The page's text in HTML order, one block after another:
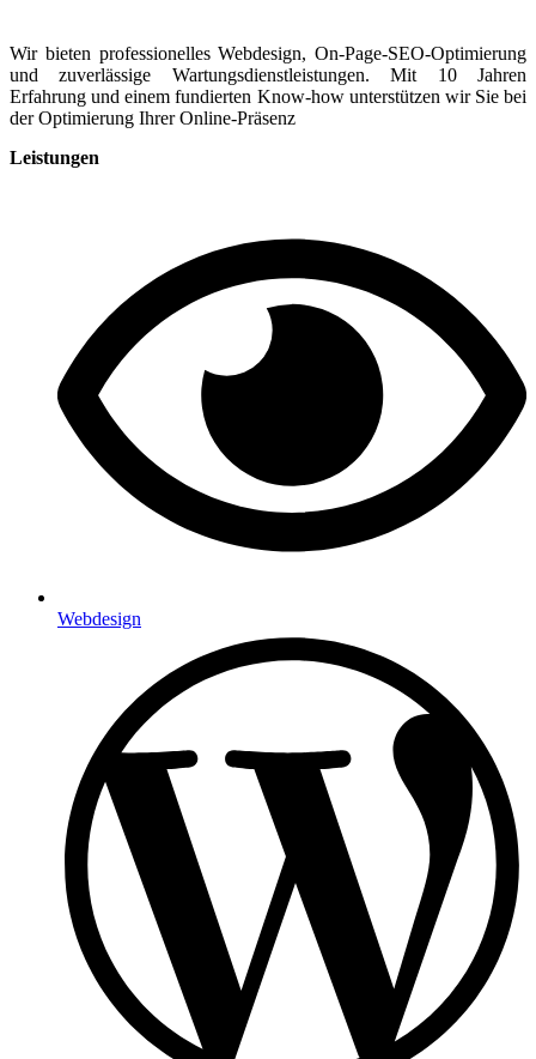
Wir bieten professionelles Webdesign, On-Page-SEO-Optimierung
und zuverlässige Wartungsdienstleistungen. Mit 10 Jahren
Erfahrung und einem fundierten Know-how unterstützen wir Sie bei
der Optimierung Ihrer Online-Präsenz
Leistungen
Webdesign